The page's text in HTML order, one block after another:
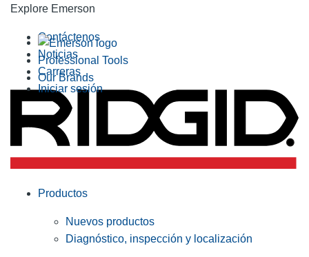
Explore Emerson
Professional Tools
Our Brands
Contáctenos
Noticias
Carreras
Iniciar sesión
Productos
Nuevos productos
Diagnóstico, inspección y localización